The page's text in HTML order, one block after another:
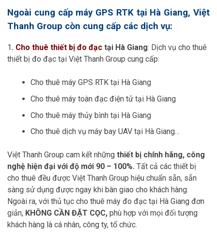
Ngoài cung cấp máy GPS RTK tại Hà Giang, Việt
Thanh Group còn cung cấp các dịch vụ:
1 . Cho thuê thiết bị đo đạc tại Hà Giang: Dịch vụ cho thuê
thiết bị đo đạc tại Việt Thanh Group cung cấp:
Cho thuê máy GPS RTK tại Hà Giang
Cho thuê máy toàn đạc điện tử tại Hà Giang
Cho thuê máy thủy bình tại Hà Giang
Cho thuê dịch vụ máy bay UAV tại Hà Giang…
Việt Thanh Group cam kết những thiết bị chính hãng, công
nghệ hiện đại với độ mới 90 – 100%. Tất cả các thiết bị
cho thuê đều được Việt Thanh Group hiệu chuẩn sẵn, sẵn
sàng sử dụng được ngay khi bàn giao cho khách hàng.
Ngoài ra, với thủ tục cho thuê máy đo đạc tại Hà Giang đơn
giản, KHÔNG CẦN ĐẶT CỌC, phù hợp với mọi đối tượng
khách hàng là cá nhân, công ty, tổ chức.